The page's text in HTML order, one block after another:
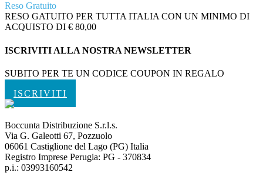
Reso Gratuito
RESO GATUITO PER TUTTA ITALIA CON UN MINIMO DI
ACQUISTO DI € 80,00
ISCRIVITI ALLA NOSTRA NEWSLETTER
SUBITO PER TE UN CODICE COUPON IN REGALO
ISCRIVITI
Boccunta Distribuzione S.r.l.s.
Via G. Galeotti 67, Pozzuolo
06061 Castiglione del Lago (PG) Italia
Registro Imprese Perugia: PG - 370834
p.i.: 03993160542